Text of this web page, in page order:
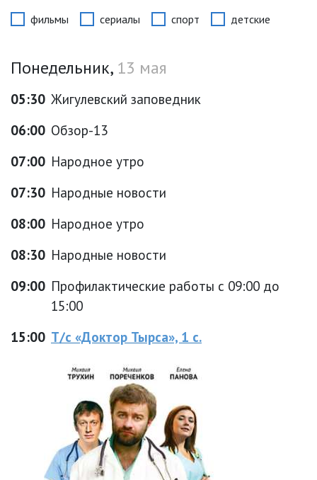
фильмы сериалы спорт детские
Понедельник, 13 мая
05:30 Жигулевский заповедник
06:00 Обзор-13
07:00 Народное утро
07:30 Народные новости
08:00 Народное утро
08:30 Народные новости
09:00 Профилактические работы с 09:00 до
15:00
15:00 Т/с «Доктор Тырса», 1 с.